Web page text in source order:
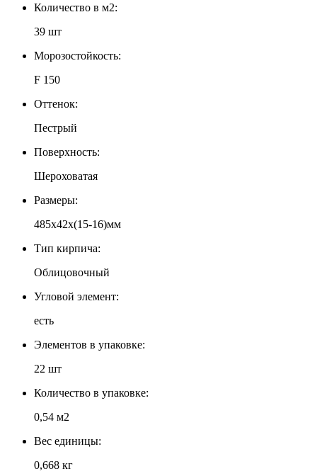
Количество в м2:
39 шт
Морозостойкость:
F 150
Оттенок:
Пестрый
Поверхность:
Шероховатая
Размеры:
485х42х(15-16)мм
Тип кирпича:
Облицовочный
Угловой элемент:
есть
Элементов в упаковке:
22 шт
Количество в упаковке:
0,54 м2
Вес единицы:
0,668 кг